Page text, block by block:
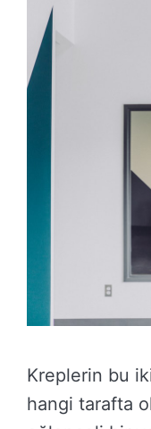
Kreplerin bu
hangi tarafta